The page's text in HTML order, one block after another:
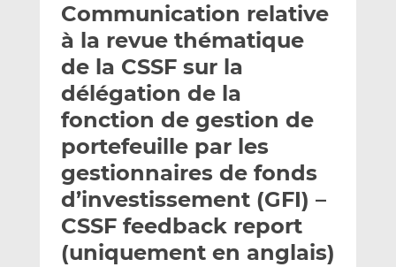
y
e
r
p
a
e
m
a
i
a
g
e
r
s
u
r
L
i
n
e
d
a
g
e
r
s
u
r
F
a
c
b
o
Communication relative
à la revue thématique
de la CSSF sur la
délégation de la
fonction de gestion de
portefeuille par les
gestionnaires de fonds
d’investissement (GFI) –
CSSF feedback report
(uniquement en anglais)